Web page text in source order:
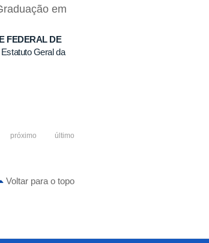
em
FEDERAL DE
Geral da
próximo último
Voltar para o topo